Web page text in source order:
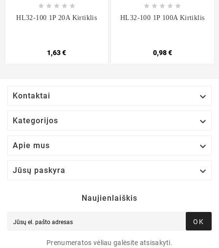
    
HL32-100 1P 20A Kirtiklis
1,63 €
    
HL32-100 1P 100A Kirtiklis
0,98 €
Kontaktai 
Kategorijos 
Apie mus 
Jūsų paskyra 
Naujienlaiškis
OK
Prenumeratos vėliau galėsite atsisakyti.